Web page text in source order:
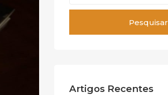
Pesquisar
Artigos Recentes